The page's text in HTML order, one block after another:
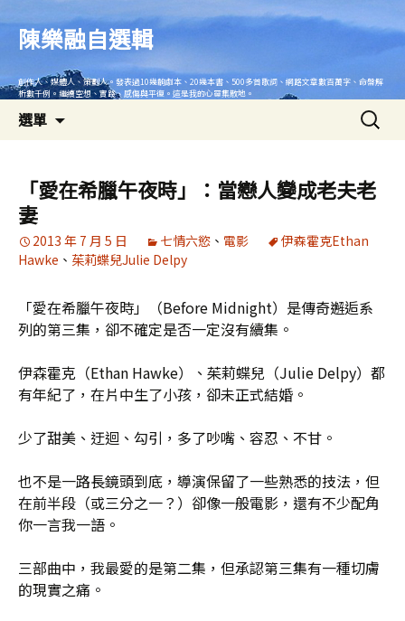
內
陳樂融自選輯
創作人、媒體人、策劃人。發表過10幾齣劇本、20幾本書、500多首歌詞、網路文章數百萬字、命盤解
析數千例。繼續空想、實踐、感傷與平復。這是我的心靈集散地。
選單
搜
尋
鍵
字:
「愛在希臘午夜時」：當戀人變成老夫老
妻
2013 年 7 月 5 日 七情六慾 、 電影
伊森霍克Ethan
Hawke 、 茱莉蝶兒Julie Delpy
「愛在希臘午夜時」（Before Midnight）是傳奇邂逅系
列的第三集，卻不確定是否一定沒有續集。
伊森霍克（Ethan Hawke）、茱莉蝶兒（Julie Delpy）都
有年紀了，在片中生了小孩，卻未正式結婚。
少了甜美、迂迴、勾引，多了吵嘴、容忍、不甘。
也不是一路長鏡頭到底，導演保留了一些熟悉的技法，但
在前半段（或三分之一？）卻像一般電影，還有不少配角
你一言我一語。
三部曲中，我最愛的是第二集，但承認第三集有一種切膚
的現實之痛。